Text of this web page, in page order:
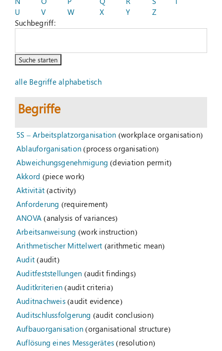
Suche
nach:
U
V W X Y
Z
Suchbegriff:
alle Begriffe alphabetisch
Begriffe
5S – Arbeitsplatzorganisation (workplace organisation)
Ablauforganisation (process organisation)
Abweichungsgenehmigung (deviation permit)
Akkord (piece work)
Aktivität (activity)
Anforderung (requirement)
ANOVA (analysis of variances)
Arbeitsanweisung (work instruction)
Arithmetischer Mittelwert (arithmetic mean)
Audit (audit)
Auditfeststellungen (audit findings)
Auditkriterien (audit criteria)
Auditnachweis(audit evidence)
Auditschlussfolgerung (audit conclusion)
Aufbauorganisation (organisational structure)
Auflösung eines Messgerätes (resolution)